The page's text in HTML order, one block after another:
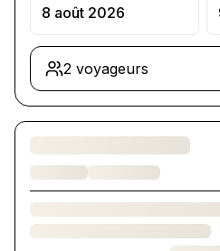
8 août 2026
2 voyageurs
Chargement des chambres et